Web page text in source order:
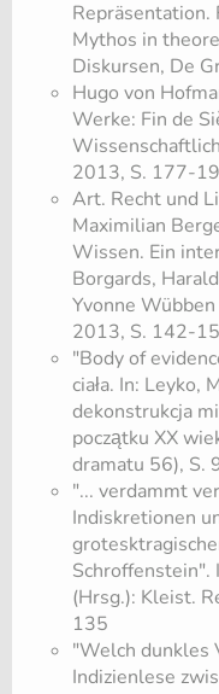
Repräsentation.
Mythos in
Diskursen, De
Hugo von
Werke: Fin de
2013, S. 177-
Art. Recht und
Maximilian
Wissen. Ein
Borgards,
Yvonne
2013, S. 142-
​"Body of
ciała. In: Leyko,
dekonstrukcja
początku XX
dramatu 56), S.
​"... verdammt
Indiskretionen
Schroffenstein".
(Hrsg.): Kleist.
135
​"Welch dunkles
Indizienlese